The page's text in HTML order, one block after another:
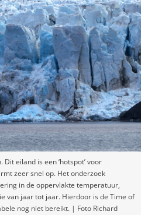
eiland is een ‘hotspot’ voor
zeer snel op. Het onderzoek
in de oppervlakte temperatuur,
van jaar tot jaar. Hierdoor is de Time of
nog niet bereikt. | Foto Richard